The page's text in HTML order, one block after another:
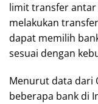
limit transfer antar
melakukan
dapat memilih
sesuai dengan
Menurut data dari
beberapa bank di